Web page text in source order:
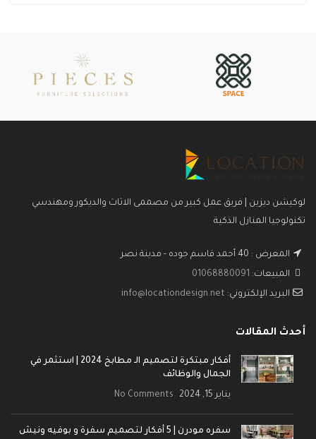
لوكيشن ديزين | فريق عمل كبير من مصممى الاثاث والديكور ومهندسي
تكنولوجيا المنازل الذكية
المعرض : 40 أحمد قاسم جوده - مدينة نصر
المبيعات: 01068880091
البريد الإلكتروني: info@locationdesign.net
أحدث المقالات
أفكار مبتكرة لتصميم الـ مطابخ 2024 | استثمر في
الجمال والوظائف
يناير 15, 2024 No Comments
سفره مودرن | 5 أفكار لتصميم سفرة و بوفيه ونيش